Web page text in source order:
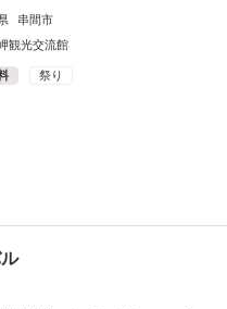
串間市
観光交流館
祭り